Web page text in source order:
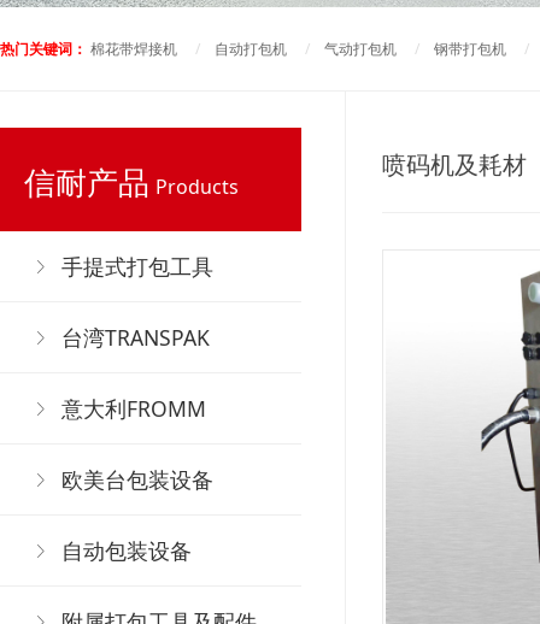
热门关键词： 棉花带焊接机 / 自动打包机 / 气动打包机 / 钢带打包机
信耐产品 Products
手提式打包工具
台湾TRANSPAK
意大利FROMM
欧美台包装设备
自动包装设备
喷码机及耗材